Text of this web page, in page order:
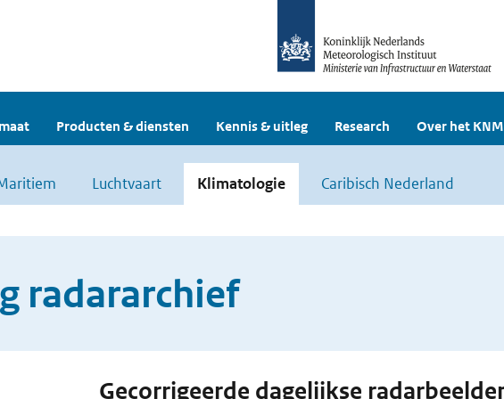
Producten & diensten Kennis & uitleg Research Over het
Luchtvaart Klimatologie Caribisch Nederland
radararchief
Gecorrigeerde dagelijkse